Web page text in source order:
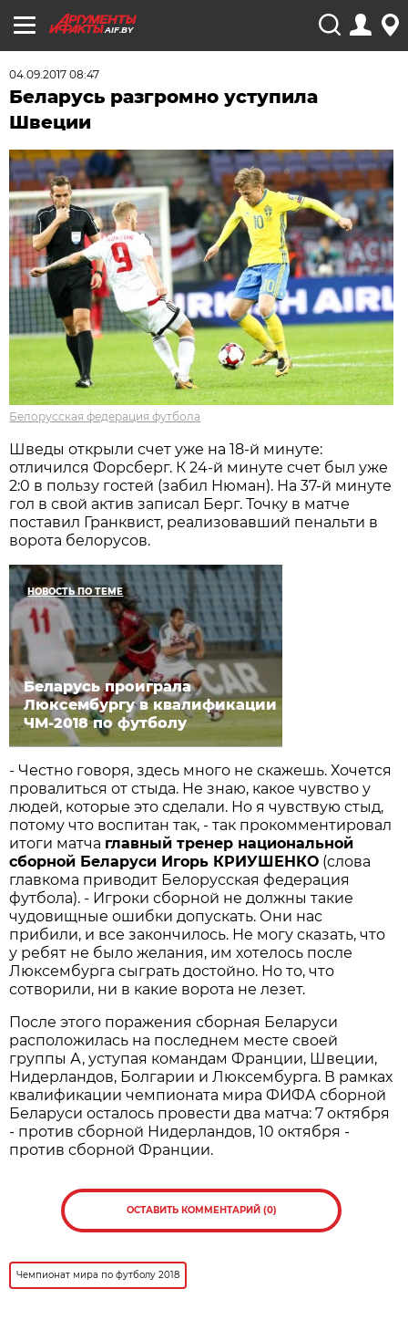
AIF.BY
04.09.2017 08:47
Беларусь разгромно уступила
Швеции
Белорусская федерация футбола
Шведы открыли счет уже на 18-й минуте:
отличился Форсберг. К 24-й минуте счет был уже
2:0 в пользу гостей (забил Нюман). На 37-й минуте
гол в свой актив записал Берг. Точку в матче
поставил Гранквист, реализовавший пенальти в
ворота белорусов.
НОВОСТЬ ПО ТЕМЕ
Беларусь проиграла
Люксембургу в квалификации
ЧМ-2018 по футболу
- Честно говоря, здесь много не скажешь. Хочется
провалиться от стыда. Не знаю, какое чувство у
людей, которые это сделали. Но я чувствую стыд,
потому что воспитан так, - так прокомментировал
итоги матча главный тренер национальной
сборной Беларуси Игорь КРИУШЕНКО (слова
главкома приводит Белорусская федерация
футбола). - Игроки сборной не должны такие
чудовищные ошибки допускать. Они нас
прибили, и все закончилось. Не могу сказать, что
у ребят не было желания, им хотелось после
Люксембурга сыграть достойно. Но то, что
сотворили, ни в какие ворота не лезет.
После этого поражения сборная Беларуси
расположилась на последнем месте своей
группы А, уступая командам Франции, Швеции,
Нидерландов, Болгарии и Люксембурга. В рамках
квалификации чемпионата мира ФИФА сборной
Беларуси осталось провести два матча: 7 октября
- против сборной Нидерландов, 10 октября -
против сборной Франции.
ОСТАВИТЬ КОММЕНТАРИЙ (0)
Чемпионат мира по футболу 2018